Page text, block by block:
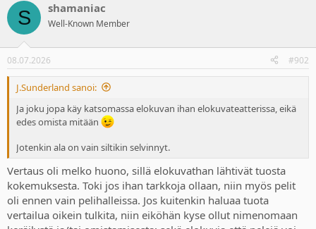
c
i
s
:
S shamaniac
Well-Known Member
08.07.2026 #902
J.Sunderland sanoi:
Ja joku jopa käy katsomassa elokuvan ihan elokuvateatterissa, eikä
edes omista mitään
Jotenkin ala on vain siltikin selvinnyt.
Vertaus oli melko huono, sillä elokuvathan lähtivät tuosta
kokemuksesta. Toki jos ihan tarkkoja ollaan, niin myös pelit
oli ennen vain pelihalleissa. Jos kuitenkin haluaa tuota
vertailua oikein tulkita, niin eiköhän kyse ollut nimenomaan